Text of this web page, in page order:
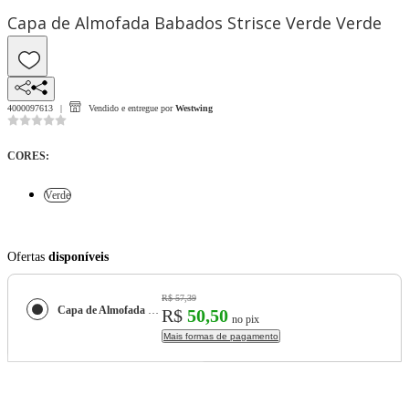
Capa de Almofada Babados Strisce Verde Verde
4000097613 Vendido e entregue por Westwing
CORES:
Verde
Ofertas disponíveis
Capa de Almofada Babados Strisce Verde
R$ 57,39
R$ 50,50 no pix
Mais formas de pagamento